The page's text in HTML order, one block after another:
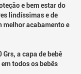
e bem estar do
lindíssimas e de
melhor acabamento e
a capa de bebê
todos os bebês